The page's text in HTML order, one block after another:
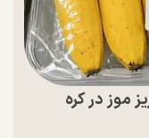
موز در کره